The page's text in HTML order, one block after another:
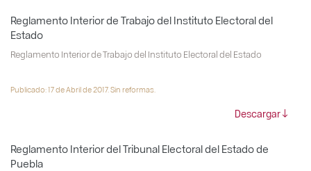
Reglamento Interior de Trabajo del Instituto Electoral del
Estado
Reglamento Interior de Trabajo del Instituto Electoral del Estado
Publicado: 17 de Abril de 2017. Sin reformas.
Descargar
Reglamento Interior del Tribunal Electoral del Estado de
Puebla